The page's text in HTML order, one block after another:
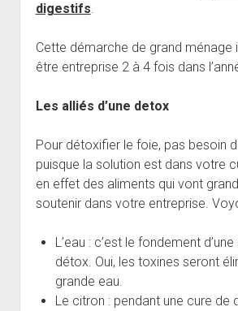
digestifs.
Cette démarche de grand ménage
être entreprise 2 à 4 fois dans
Les alliés d’une detox
Pour détoxifier le foie, pas besoin
puisque la solution est dans votre
en effet des aliments qui vont
soutenir dans votre entreprise.
L’eau : c’est le fondement
détox. Oui, les toxines seront
grande eau.
Le citron : pendant une cure de